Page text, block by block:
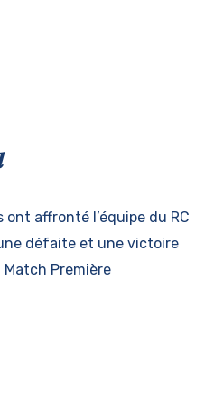
affronté l’équipe du RC
défaite et une victoire
Match Première